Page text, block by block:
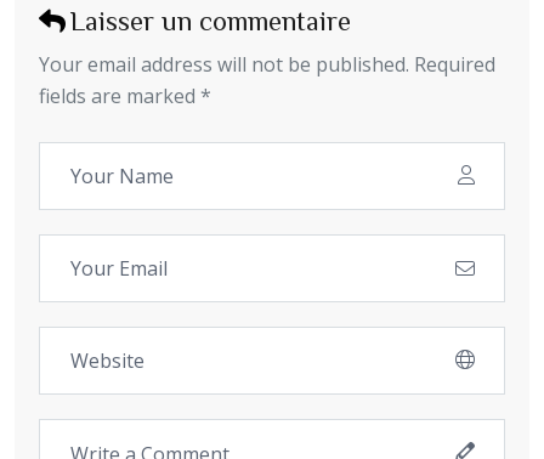
Laisser un commentaire
Your email address will not be published. Required
fields are marked *